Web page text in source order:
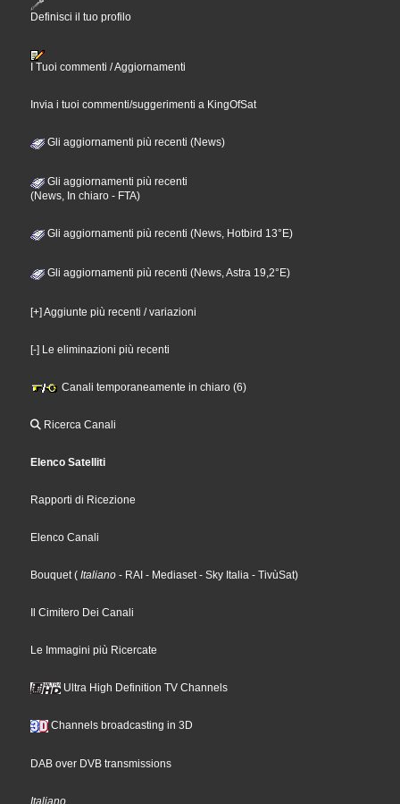
Definisci il tuo profilo
I Tuoi commenti / Aggiornamenti
Invia i tuoi commenti/suggerimenti a KingOfSat
Gli aggiornamenti più recenti (News)
Gli aggiornamenti più recenti
(News, In chiaro - FTA)
Gli aggiornamenti più recenti (News, Hotbird 13°E)
Gli aggiornamenti più recenti (News, Astra 19,2°E)
[+] Aggiunte più recenti / variazioni
[-] Le eliminazioni più recenti
Canali temporaneamente in chiaro (6)
Ricerca Canali
Elenco Satelliti
Rapporti di Ricezione
Elenco Canali
Bouquet( Italiano - RAI - Mediaset- Sky Italia - TivùSat)
Il Cimitero Dei Canali
Le Immagini più Ricercate
Ultra High Definition TV Channels
Channels broadcasting in 3D
DAB over DVB transmissions